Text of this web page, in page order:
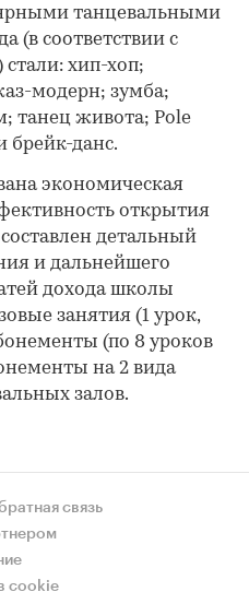
танцевальными
(в соответствии с
хип-хоп;
модерн; зумба;
танец живота; Pole
брейк-данс.
экономическая
открытия
детальный
и дальнейшего
дохода школы
занятия (1 урок,
(по 8 уроков
на 2 вида
залов.
связь
cookie